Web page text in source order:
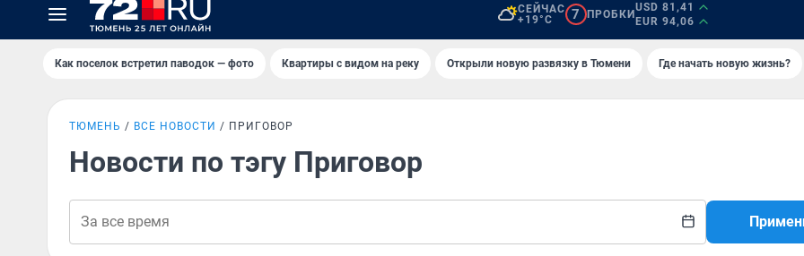
СЕЙЧАС
+19°C
7 ПРОБКИ
USD 81,41
EUR 94,06
Как поселок встретил паводок — фото Квартиры с видом на реку Открыли новую развязку в Тюмени Где начать новую жизнь?
ТЮМЕНЬ ВСЕ НОВОСТИ ПРИГОВОР
Новости по тэгу Приговор